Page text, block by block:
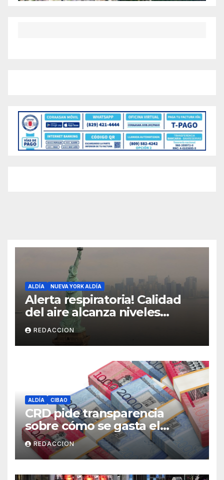
ALDÍA NUEVA YORK ALDÍA
Alerta respiratoria! Calidad
del aire alcanza niveles
peligrosos en NYC
REDACCION
ALDÍA CIBAO
CRD pide transparencia
sobre cómo se gasta el
dinero del Seguro Familiar de
Salud
REDACCION